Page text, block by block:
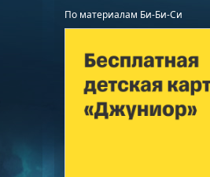
По материалам Би-Би-Си